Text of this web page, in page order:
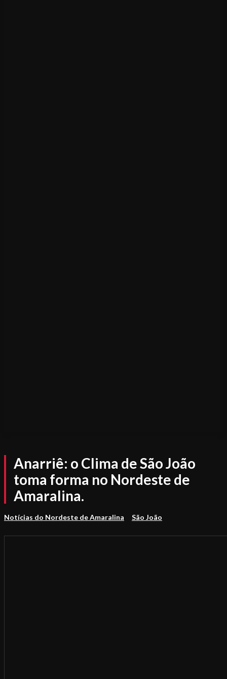
Anarriê: o Clima de São João
toma forma no Nordeste de
Amaralina.
Notícias do Nordeste de Amaralina São João